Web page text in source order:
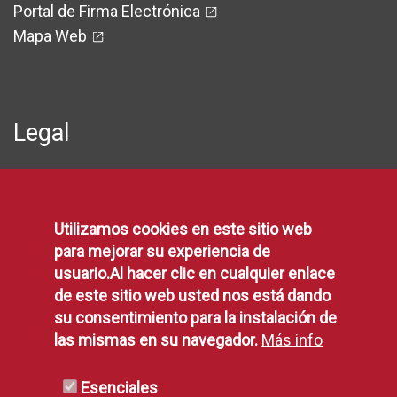
Portal de Firma Electrónica
Mapa Web
Legal
Aviso Legal
Disponibilidad
Declaración de Accesibilidad
Política de Cookies
Utilizamos cookies en este sitio web
para mejorar su experiencia de
usuario.Al hacer clic en cualquier enlace
de este sitio web usted nos está dando
su consentimiento para la instalación de
las mismas en su navegador. Más info
Esenciales